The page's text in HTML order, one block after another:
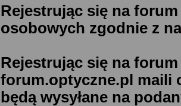
Rejestrując się na
osobowych zgodnie z
Rejestrując się na
forum.optyczne.pl maili
będą wysyłane na